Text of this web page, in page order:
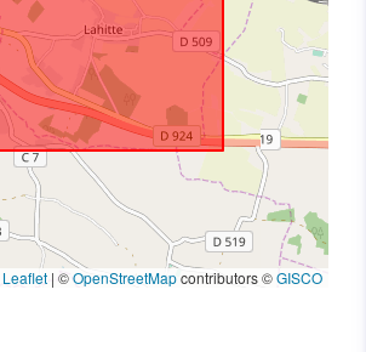
Leaflet | ©OpenStreetMapcontributors ©GISCO